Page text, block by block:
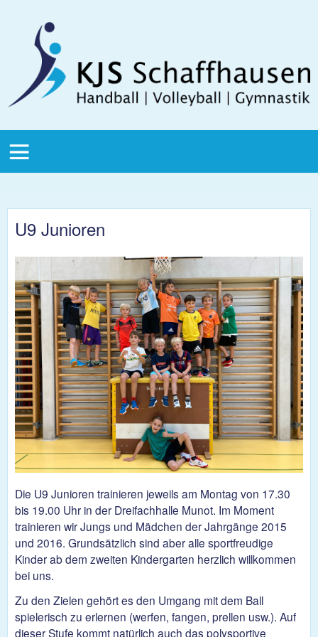
Schaffhausen
Menu
U9 Junioren
Die U9 Junioren trainieren jeweils am Montag von 17.30
bis 19.00 Uhr in der Dreifachhalle Munot. Im Moment
trainieren wir Jungs und Mädchen der Jahrgänge 2015
und 2016. Grundsätzlich sind aber alle sportfreudige
Kinder ab dem zweiten Kindergarten herzlich willkommen
bei uns.
Zu den Zielen gehört es den Umgang mit dem Ball
spielerisch zu erlernen (werfen, fangen, prellen usw.). Auf
dieser Stufe kommt natürlich auch das polysportive